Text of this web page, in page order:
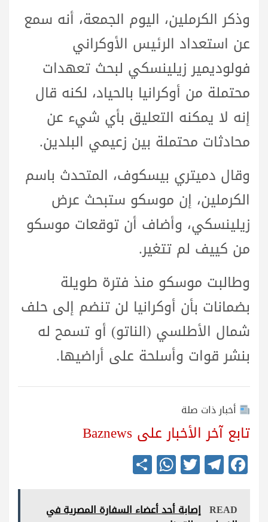
وذكر الكرملين، اليوم الجمعة، أنه سمع
عن استعداد الرئيس الأوكراني
فولوديمير زيلينسكي لبحث تعهدات
محتملة من أوكرانيا بالحياد، لكنه قال
إنه لا يمكنه التعليق بأي شيء عن
محادثات محتملة بين زعيمي البلدين.
وقال دميتري بيسكوف، المتحدث باسم
الكرملين، إن موسكو ستبحث عرض
زيلينسكي، وأضاف أن توقعات موسكو
من كييف لم تتغير.
وطالبت موسكو منذ فترة طويلة
بضمانات بأن أوكرانيا لن تنضم إلى حلف
شمال الأطلسي (الناتو) أو تسمح له
بنشر قوات وأسلحة على أراضيها.
أخبار ذات صلة
تابع آخر الأخبار على Baznews
Fa
ce
bo
Te
le
gr
T
wi
tte
W
ha
ts
re READ إصابة أحد أعضاء السفارة المصرية في